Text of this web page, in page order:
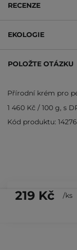
219 Kč /ks
RECENZE
EKOLOGIE
POLOŽTE OTÁZKU
Přírodní krém pro
1 460 Kč / 100 g, s
Kód produktu: 14276